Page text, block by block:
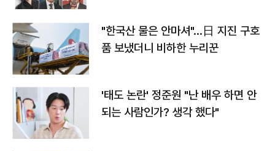
"한국산 물은 안마셔"…日 지진 구호
품 보냈더니 비하한 누리꾼
'태도 논란' 정준원 "난 배우 하면 안
되는 사람인가? 생각 했다"